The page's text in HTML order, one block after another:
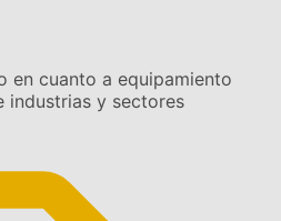
en cuanto a equipamiento
industrias y sectores